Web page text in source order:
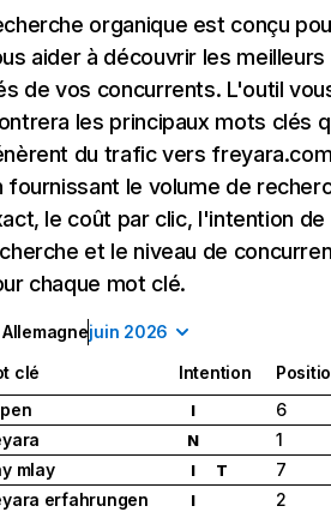
organique est conçu
aider à découvrir les
de vos concurrents. L'outil
les principaux mots clés
du trafic vers
fournissant le volume de
le coût par clic, l'intention de
et le niveau de
chaque mot clé.
Allemagnejuin 2026
clé Intention
I
6
N
1
mlay
I T
7
erfahrungen
I
2